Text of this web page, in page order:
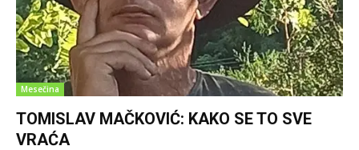
Mesečina
TOMISLAV MAČKOVIĆ: KAKO SE TO SVE
VRAĆA